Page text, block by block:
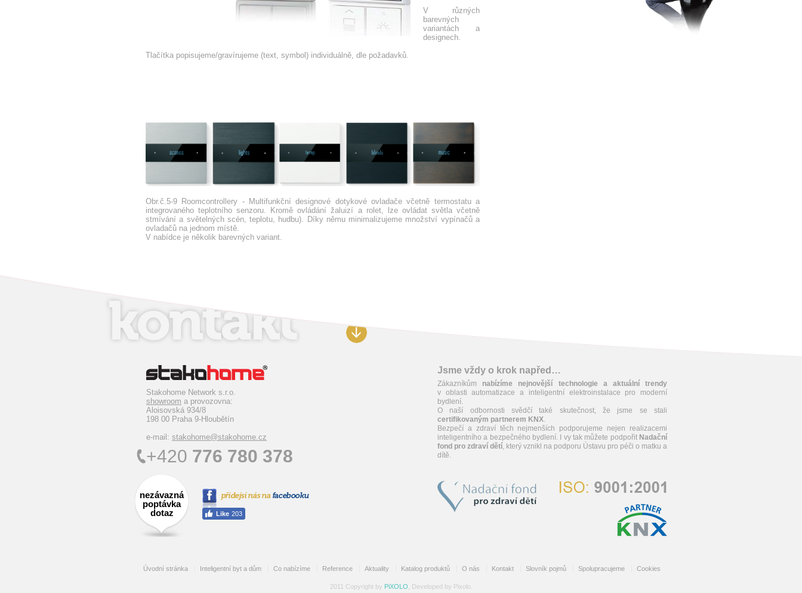
V různých
barevných
variantách a
designech.
Tlačítka popisujeme/gravírujeme (text, symbol) individuálně, dle požadavků.
Obr.č.5-9 Roomcontrollery - Multifunkční designové dotykové ovladače včetně termostatu a
integrovaného teplotního senzoru. Kromě ovládání žaluizí a rolet, lze ovládat světla včetně
stmívání a světelných scén, teplotu, hudbu). Díky němu minimalizujeme množství vypínačů a
ovladačů na jednom místě.
V nabídce je několik barevných variant.
Stakohome Network s.r.o.
showroom a provozovna:
Aloisovská 934/8
198 00 Praha 9-Hloubětín
e-mail: stakohome@stakohome.cz
+420 776 780 378
nezávazná
poptávka
dotaz
Jsme vždy o krok napřed…
Zákazníkům nabízíme nejnovější technologie a aktuální trendy
v oblasti automatizace a inteligentní elektroinstalace pro moderní
bydlení.
O naší odbornosti svědčí také skutečnost, že jsme se stali
certifikovaným partnerem KNX.
Bezpečí a zdraví těch nejmenších podporujeme nejen realizacemi
inteligentního a bezpečného bydlení. I vy tak můžete podpořit Nadační
fond pro zdraví dětí, který vznikl na podporu Ústavu pro péči o matku a
dítě.
Úvodní stránka Inteligentní byt a dům Co nabízíme Reference Aktuality Katalog produktů O nás Kontakt Slovník pojmů Spolupracujeme Cookies
2011 Copyright by PiXOLO , Developed by Pixolo.